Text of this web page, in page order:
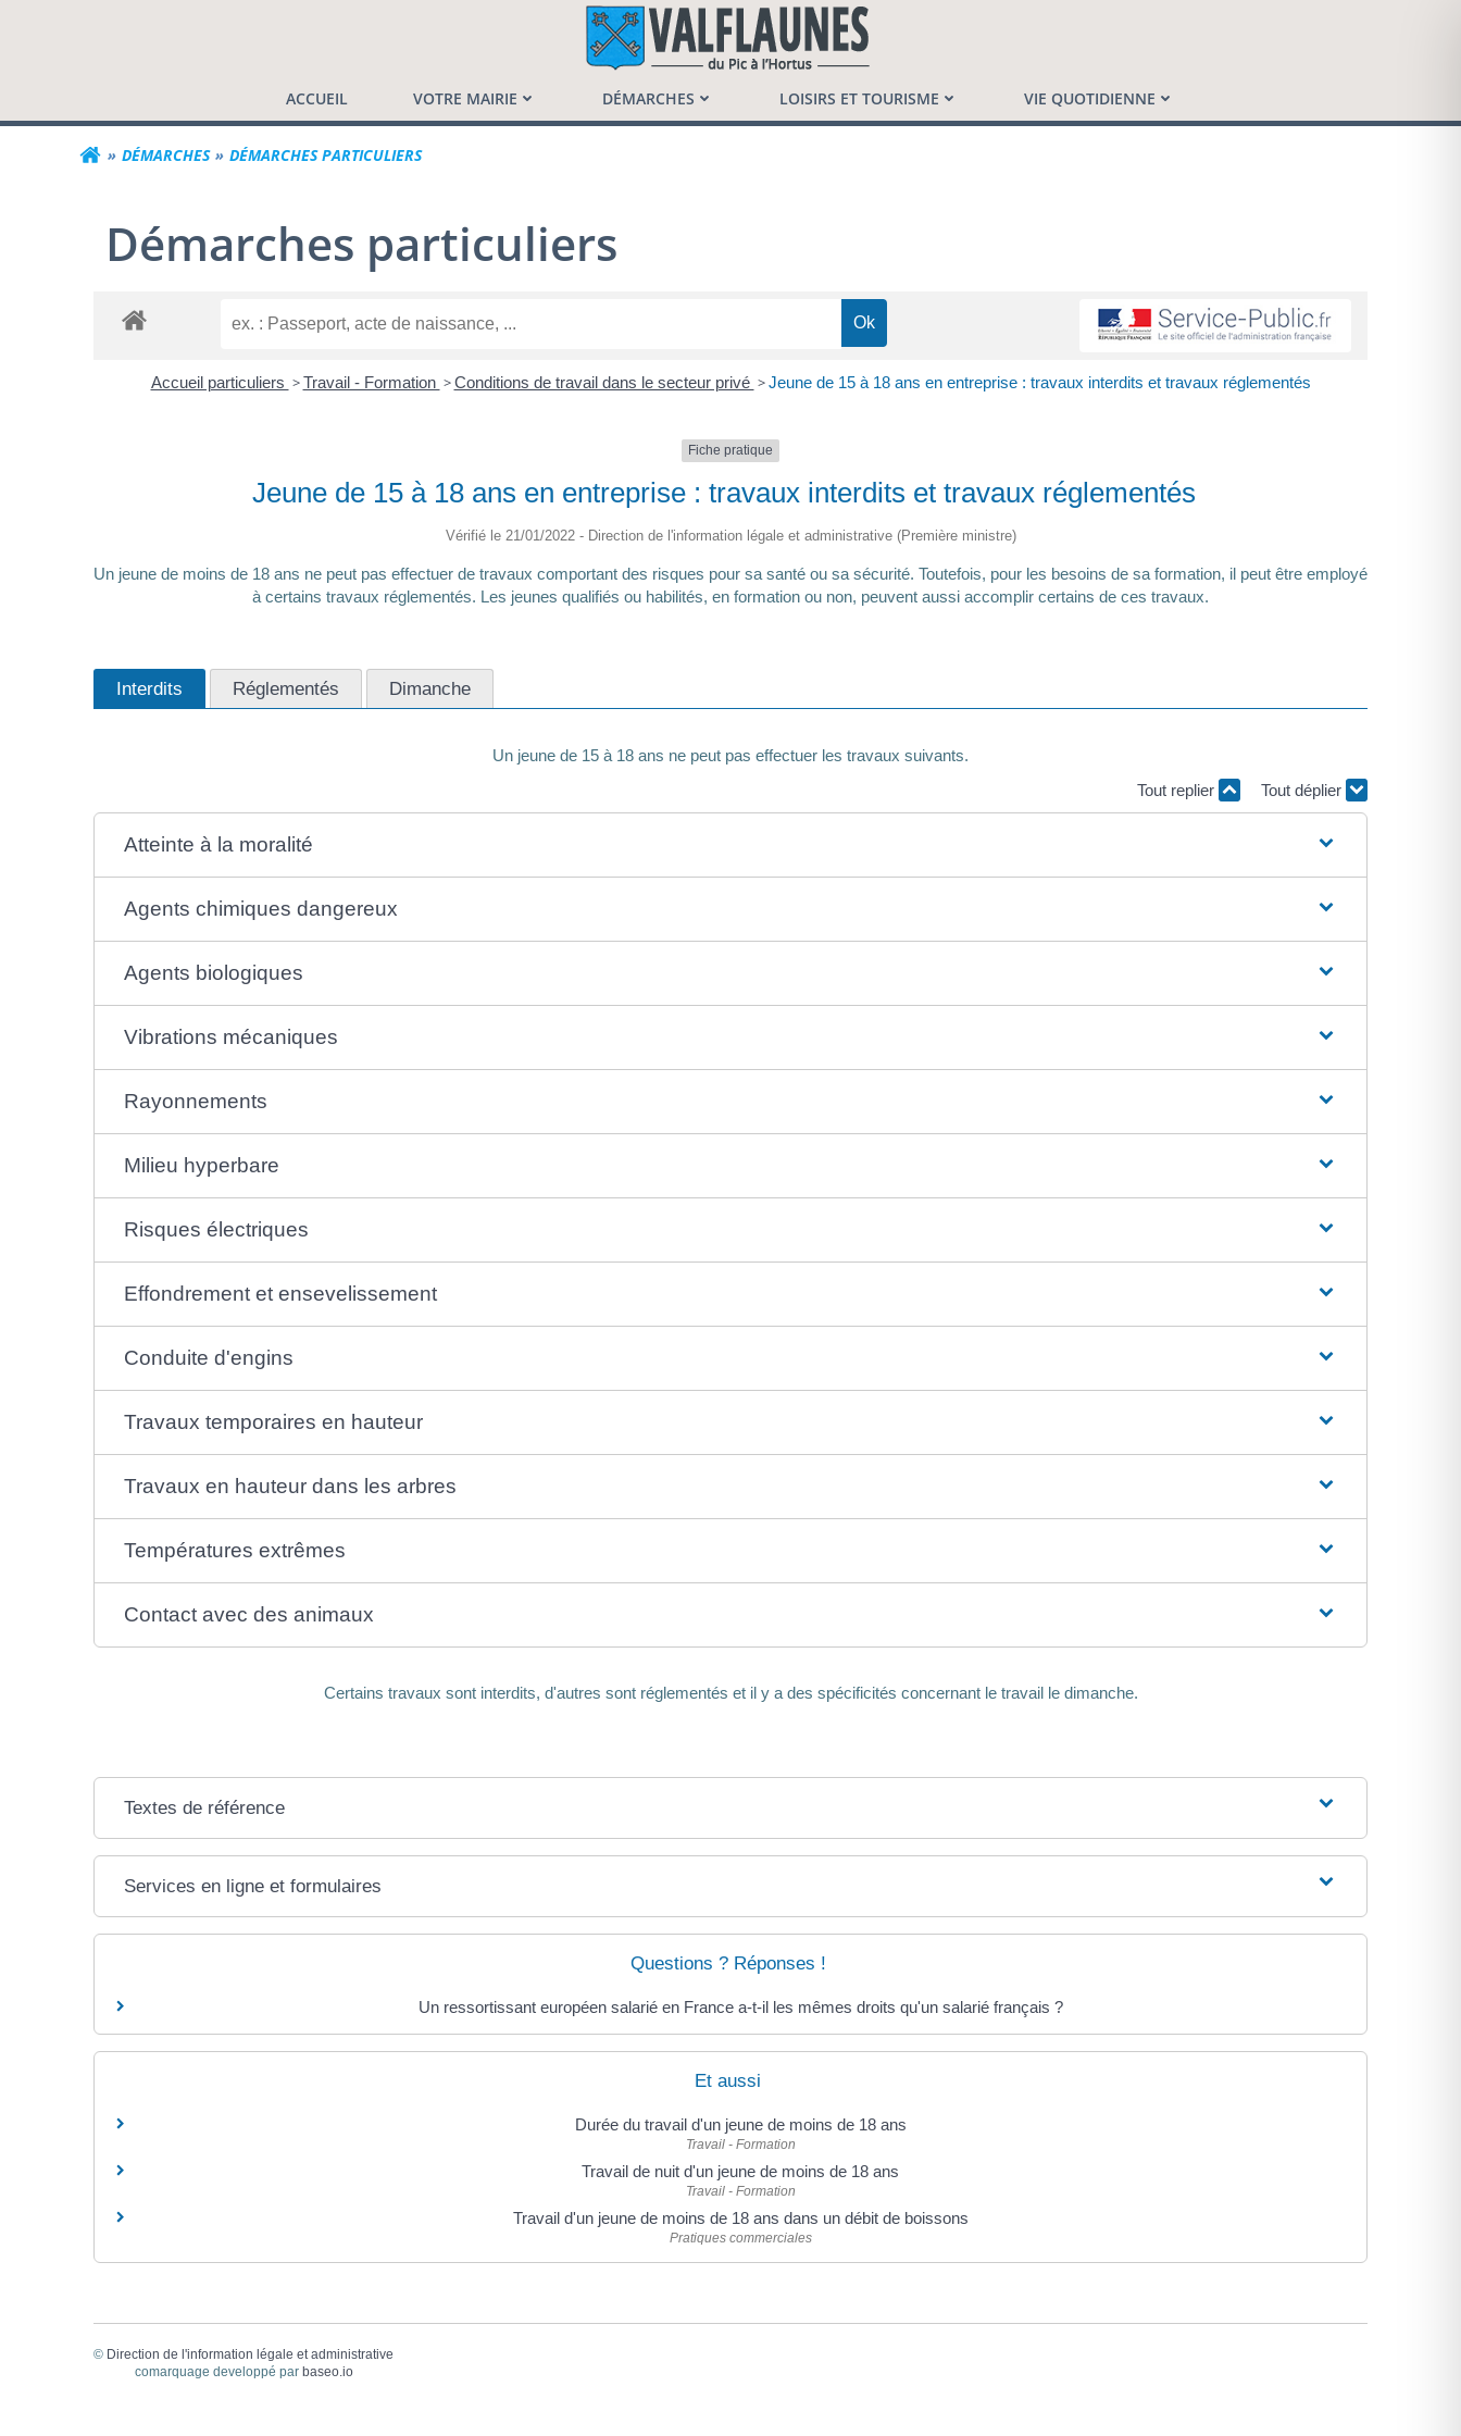
Commune de Valflaunès
ACCUEIL VOTRE MAIRIE DÉMARCHES LOISIRS ET TOURISME VIE QUOTIDIENNE
DÉMARCHES DÉMARCHES PARTICULIERS
Démarches particuliers
Accueil particuliers > Travail - Formation > Conditions de travail dans le secteur privé > Jeune de 15 à 18 ans en entreprise : travaux interdits et travaux réglementés
Fiche pratique
Jeune de 15 à 18 ans en entreprise : travaux interdits et travaux réglementés
Vérifié le 21/01/2022 - Direction de l'information légale et administrative (Première ministre)
Un jeune de moins de 18 ans ne peut pas effectuer de travaux comportant des risques pour sa santé ou sa sécurité. Toutefois, pour les besoins de sa formation, il peut être employé
à certains travaux réglementés. Les jeunes qualifiés ou habilités, en formation ou non, peuvent aussi accomplir certains de ces travaux.
Interdits Réglementés Dimanche
Un jeune de 15 à 18 ans ne peut pas effectuer les travaux suivants.
Tout replier
Tout déplier
Atteinte à la moralité
Agents chimiques dangereux
Agents biologiques
Vibrations mécaniques
Rayonnements
Milieu hyperbare
Risques électriques
Effondrement et ensevelissement
Conduite d'engins
Travaux temporaires en hauteur
Travaux en hauteur dans les arbres
Températures extrêmes
Contact avec des animaux
Certains travaux sont interdits, d'autres sont réglementés et il y a des spécificités concernant le travail le dimanche.
Textes de référence
Services en ligne et formulaires
Questions ? Réponses !
Un ressortissant européen salarié en France a-t-il les mêmes droits qu'un salarié français ?
Et aussi
Durée du travail d'un jeune de moins de 18 ans
Travail - Formation
Travail de nuit d'un jeune de moins de 18 ans
Travail - Formation
Travail d'un jeune de moins de 18 ans dans un débit de boissons
Pratiques commerciales
© Direction de l'information légale et administrative
comarquage developpé par baseo.io